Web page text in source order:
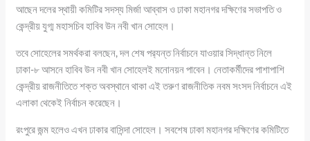
আছেন দলের স্থায়ী কমিটির সদস্য মির্জা আব্বাস ও ঢাকা মহানগর দক্ষিণের সভাপতি ও
কেন্দ্রীয় যুগ্ম মহাসচিব হাবিব উন নবী খান সোহেল।
তবে সোহেলের সমর্থকরা বলছেন, দল শেষ পর‌্যন্ত নির্বাচনে যাওয়ার সিদ্ধান্ত নিলে
ঢাকা-৮ আসনে হাবিব উন নবী খান সোহেলই মনোনয়ন পাবেন। নেতাকর্মীদের পাশাপাশি
কেন্দ্রীয় রাজনীতিতে শক্ত অবস্থানে থাকা এই তরুণ রাজনীতিক নবম সংসদ নির্বাচনে এই
এলাকা থেকেই নির্বাচন করেছেন।
রংপুরে জন্ম হলেও এখন ঢাকার বাসিন্দা সোহেল। সবশেষ ঢাকা মহানগর দক্ষিণের কমিটিতে